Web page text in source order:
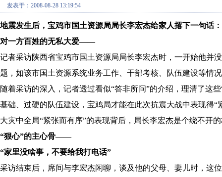
发表于：2008-08-28 13:19:54
地震发生后，宝鸡市国土资源局局长李宏杰给家人撂下一句话
对一方百姓的无私大爱——
记者采访陕西省宝鸡市国土资源局局长李宏杰时，一开始他并
题，如该市国土资源系统业务工作、干部考核、队伍建设等情
随着采访的深入，记者透过看似“答非所问”的介绍，理清了这
基础、过硬的队伍建设，宝鸡局才能在此次抗震大战中表现得“
大灾中全局“紧张而有序”的表现背后，局长李宏杰是个绕不开
“狠心”的主心骨——
“家里没啥事，不要给我打电话”
采访结束后，席间与李宏杰闲聊，谈及他的父母、妻儿时，这